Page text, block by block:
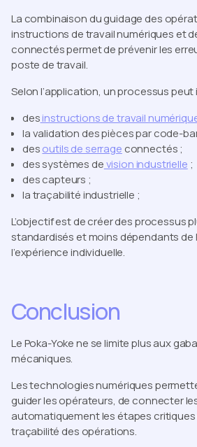
La combinaison du guidage des
instructions de travail numériques et
connectés permet de prévenir les
poste de travail.
Selon l’application, un processus peut
desinstructions de travail
la validation des pièces par code-
desoutils de serrage connectés ;
des systèmes devision industrielle ;
des capteurs ;
la traçabilité industrielle ;
L’objectif est de créer des processus
standardisés et moins dépendants de
l’expérience individuelle.
Conclusion
Le Poka-Yoke ne se limite plus aux
mécaniques.
Les technologies numériques
guider les opérateurs, de connecter
automatiquement les étapes critiques
traçabilité des opérations.